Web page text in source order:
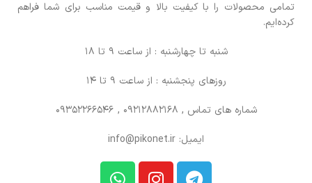
تمامی محصولات را با کیفیت بالا و قیمت مناسب برای شما فراهم
کرده‌ایم.
شنبه تا چهارشنبه : از ساعت 9 تا 18
روزهای پنجشنبه : از ساعت 9 تا 14
شماره های تماس , 09212882168 , 09352266546
ایمیل: info@pikonet.ir